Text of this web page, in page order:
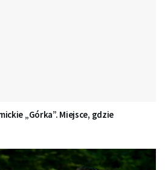
„Górka”. Miejsce, gdzie